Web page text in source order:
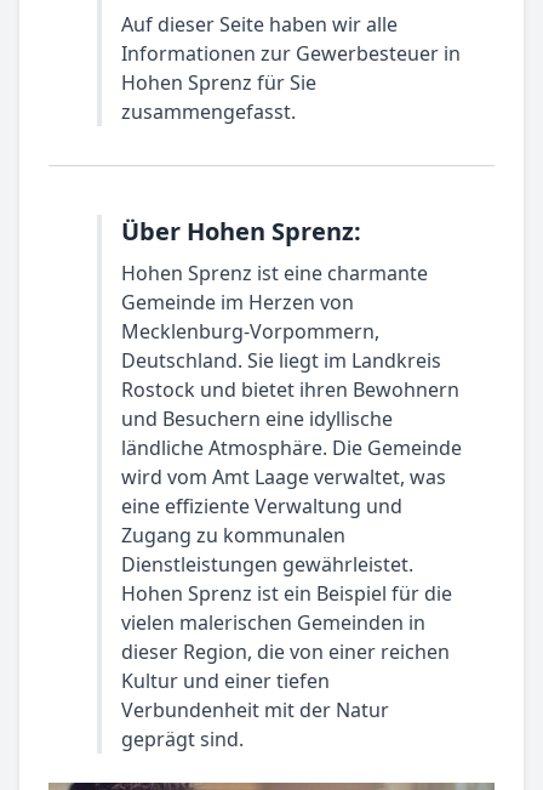
Auf dieser Seite haben wir alle
Informationen zur Gewerbesteuer in
Hohen Sprenz für Sie
zusammengefasst.
Über Hohen Sprenz:
Hohen Sprenz ist eine charmante
Gemeinde im Herzen von
Mecklenburg-Vorpommern,
Deutschland. Sie liegt im Landkreis
Rostock und bietet ihren Bewohnern
und Besuchern eine idyllische
ländliche Atmosphäre. Die Gemeinde
wird vom Amt Laage verwaltet, was
eine effiziente Verwaltung und
Zugang zu kommunalen
Dienstleistungen gewährleistet.
Hohen Sprenz ist ein Beispiel für die
vielen malerischen Gemeinden in
dieser Region, die von einer reichen
Kultur und einer tiefen
Verbundenheit mit der Natur
geprägt sind.